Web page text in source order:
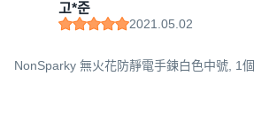
고*준
2021.05.02
NonSparky 無火花防靜電手鍊白色中號, 1個